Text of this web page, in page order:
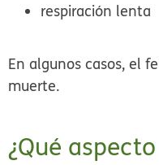
respiración lenta
En algunos casos, el
muerte.
¿Qué